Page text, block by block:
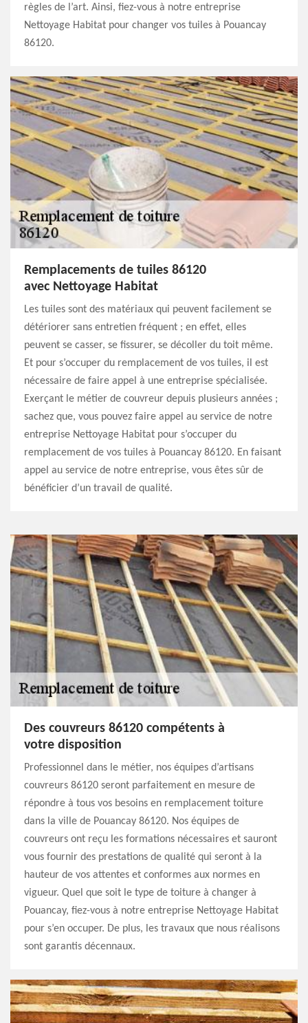
règles de l’art. Ainsi, fiez-vous à notre entreprise
Nettoyage Habitat pour changer vos tuiles à Pouancay
86120.
Remplacements de tuiles 86120
avec Nettoyage Habitat
Les tuiles sont des matériaux qui peuvent facilement se
détériorer sans entretien fréquent ; en effet, elles
peuvent se casser, se fissurer, se décoller du toit même.
Et pour s’occuper du remplacement de vos tuiles, il est
nécessaire de faire appel à une entreprise spécialisée.
Exerçant le métier de couvreur depuis plusieurs années ;
sachez que, vous pouvez faire appel au service de notre
entreprise Nettoyage Habitat pour s’occuper du
remplacement de vos tuiles à Pouancay 86120. En faisant
appel au service de notre entreprise, vous êtes sûr de
bénéficier d’un travail de qualité.
Des couvreurs 86120 compétents à
votre disposition
Professionnel dans le métier, nos équipes d’artisans
couvreurs 86120 seront parfaitement en mesure de
répondre à tous vos besoins en remplacement toiture
dans la ville de Pouancay 86120. Nos équipes de
couvreurs ont reçu les formations nécessaires et sauront
vous fournir des prestations de qualité qui seront à la
hauteur de vos attentes et conformes aux normes en
vigueur. Quel que soit le type de toiture à changer à
Pouancay, fiez-vous à notre entreprise Nettoyage Habitat
pour s’en occuper. De plus, les travaux que nous réalisons
sont garantis décennaux.